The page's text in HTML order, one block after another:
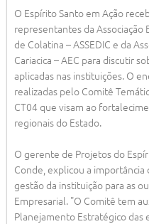
O Espírito Santo em Ação
representantes da
de Colatina – ASSEDIC e da
Cariacica – AEC para discutir
aplicadas nas instituições. O
realizadas pelo Comitê
CT04 que visam ao
regionais do Estado.
O gerente de Projetos do
Conde, explicou a
gestão da instituição para as
Empresarial. "O Comitê tem
Planejamento Estratégico